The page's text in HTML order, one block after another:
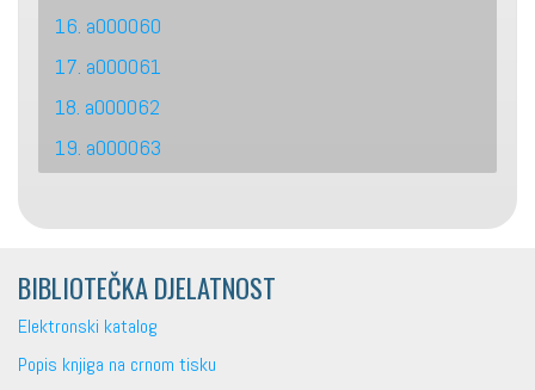
16. a000060
17. a000061
18. a000062
19. a000063
BIBLIOTEČKA DJELATNOST
Elektronski katalog
Popis knjiga na crnom tisku